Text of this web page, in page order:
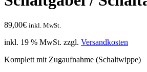
89,00€ inkl. MwSt.
inkl. 19 % MwSt. zzgl. Versandkosten
Komplett mit Zugaufnahme (Schaltwippe)